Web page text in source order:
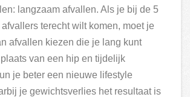
langzaam afvallen. Als je bij de 5
terecht wilt komen, moet je
afvallen kiezen die je lang kunt
van een hip en tijdelijk
je beter een nieuwe lifestyle
je gewichtsverlies het resultaat is